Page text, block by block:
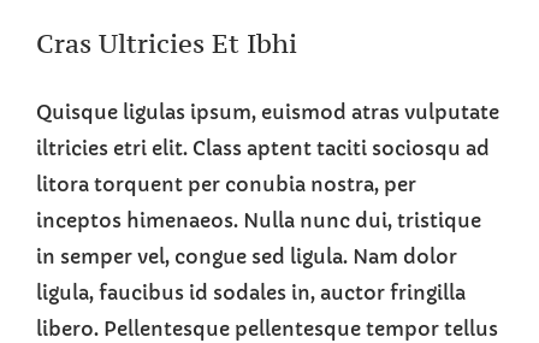
Cras Ultricies Et Ibhi
Quisque ligulas ipsum, euismod atras vulputate
iltricies etri elit. Class aptent taciti sociosqu ad
litora torquent per conubia nostra, per
inceptos himenaeos. Nulla nunc dui, tristique
in semper vel, congue sed ligula. Nam dolor
ligula, faucibus id sodales in, auctor fringilla
libero. Pellentesque pellentesque tempor tellus